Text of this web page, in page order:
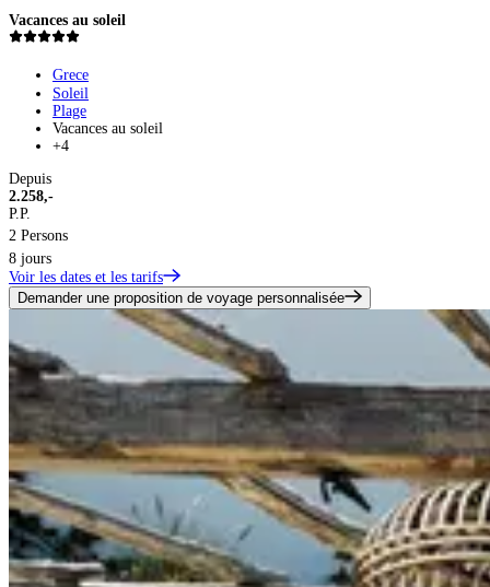
Vacances au soleil
Grece
Soleil
Plage
Vacances au soleil
+4
Depuis
2.258,-
P.P.
2 Persons
8 jours
Voir les dates et les tarifs
Demander une proposition de voyage personnalisée